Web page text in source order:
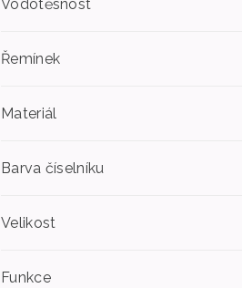
Vodotěsnost
Řemínek
Materiál
Barva číselníku
Velikost
Funkce